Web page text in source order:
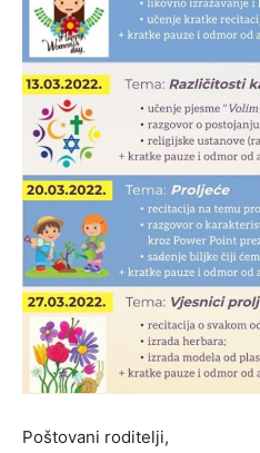
Poštovani roditelji,